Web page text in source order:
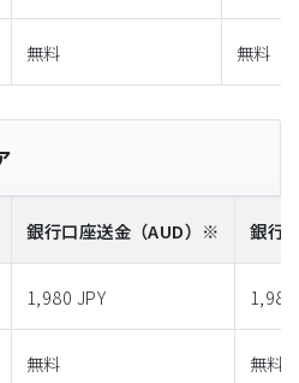
無料 無料
銀行口座送金 （AUD）※ 銀行
1,980 JPY 1,980
無料 無料